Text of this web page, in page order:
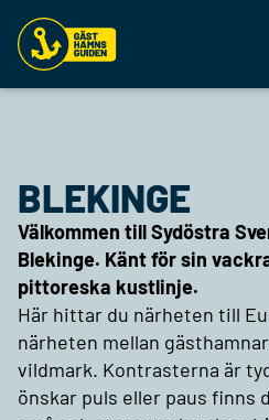
BLEKINGE
Välkommen till Sydöstra
Blekinge. Känt för sin
pittoreska kustlinje.
Här hittar du närheten till
närheten mellan
vildmark. Kontrasterna är
önskar puls eller paus finns